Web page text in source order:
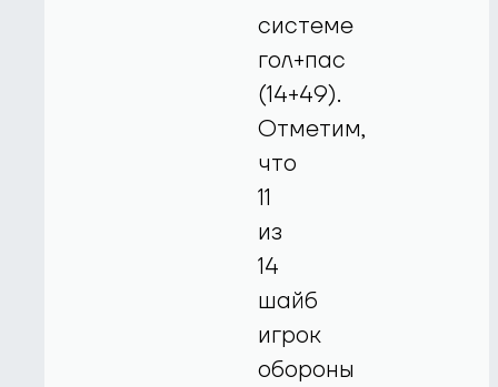
системе
гол+пас
(14+49).
Отметим,
что
11
из
14
шайб
игрок
обороны